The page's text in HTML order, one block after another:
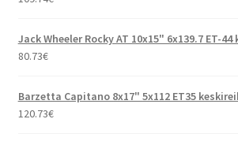
Jack Wheeler Rocky AT 10x15" 6x139.7 ET-
80.73€
Barzetta Capitano 8x17" 5x112 ET35
120.73€